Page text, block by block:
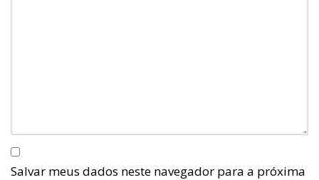
Salvar meus dados neste navegador para a próxima